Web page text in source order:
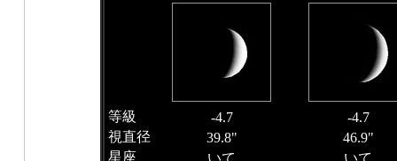
等級 -4.7
-4.7
視直径
39.8"
46.9"
星座